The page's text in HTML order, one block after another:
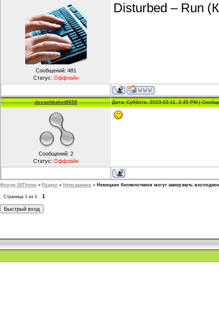
Сообщений: 481
Статус: Оффлайн
Disturbed – Run
devushkaket9658 Дата: Суббота, 2023-03-11, 2:45 PM |
Сообщений: 2
Статус: Оффлайн
Форум 50Theme » Раздел » Непознанное » Немецкие беспилотники могут замерзнуть
Страница 1 из 1 1